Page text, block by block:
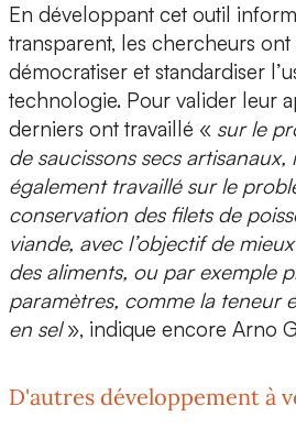
En développant cet outil
transparent, les chercheurs ont
démocratiser et standardiser
technologie. Pour valider leur
derniers ont travaillé « sur le
de saucissons secs artisanaux,
également travaillé sur le
conservation des filets de
viande, avec l’objectif de
des aliments, ou par exemple
paramètres, comme la teneur
en sel», indique encore Arno
D'autres développement à